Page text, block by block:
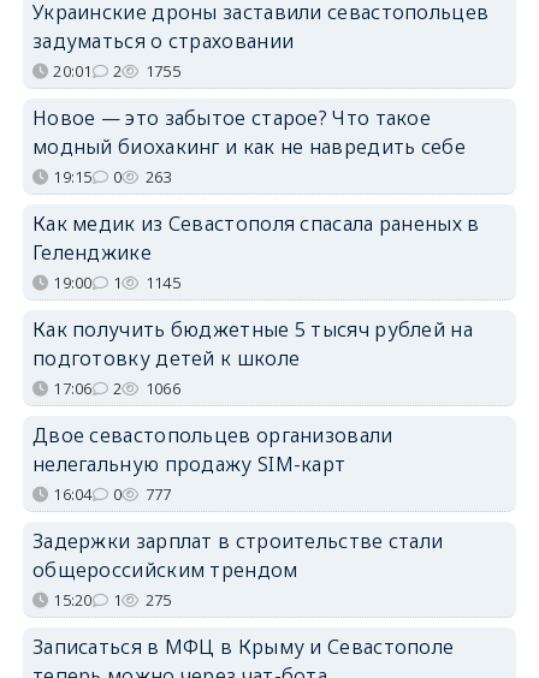
Украинские дроны заставили севастопольцев
задуматься о страховании
20:01 2 1755
Новое — это забытое старое? Что такое
модный биохакинг и как не навредить себе
19:15 0 263
Как медик из Севастополя спасала раненых в
Геленджике
19:00 1 1145
Как получить бюджетные 5 тысяч рублей на
подготовку детей к школе
17:06 2 1066
Двое севастопольцев организовали
нелегальную продажу SIM-карт
16:04 0 777
Задержки зарплат в строительстве стали
общероссийским трендом
15:20 1 275
Записаться в МФЦ в Крыму и Севастополе